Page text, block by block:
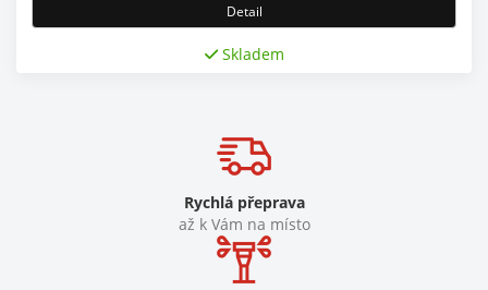
Detail
Skladem
Rychlá přeprava
až k Vám na místo